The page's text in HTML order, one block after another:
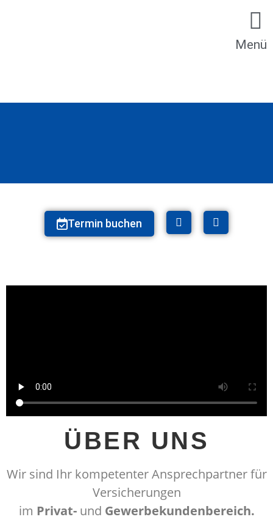
Menü
Termin buchen
ÜBER UNS
Wir sind Ihr kompetenter Ansprechpartner für
Versicherungen
im Privat-und Gewerbekundenbereich.